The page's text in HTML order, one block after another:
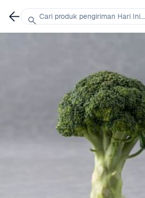
Cari produk pengiriman Hari Ini...